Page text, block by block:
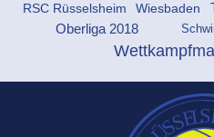
RSC Rüsselsheim Wiesbaden
Oberliga 2018